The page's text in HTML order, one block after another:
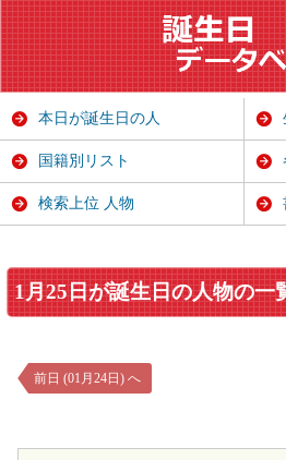
1月25日が誕生日の人物の一
前日 (01月24日) へ
本日が誕生日の人
国籍別リスト
検索上位 人物